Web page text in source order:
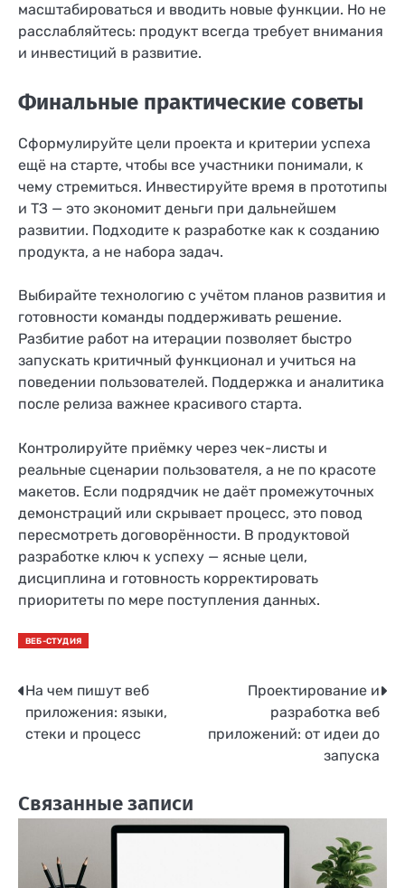
масштабироваться и вводить новые функции. Но не
расслабляйтесь: продукт всегда требует внимания
и инвестиций в развитие.
Финальные практические советы
Сформулируйте цели проекта и критерии успеха
ещё на старте, чтобы все участники понимали, к
чему стремиться. Инвестируйте время в прототипы
и ТЗ — это экономит деньги при дальнейшем
развитии. Подходите к разработке как к созданию
продукта, а не набора задач.
Выбирайте технологию с учётом планов развития и
готовности команды поддерживать решение.
Разбитие работ на итерации позволяет быстро
запускать критичный функционал и учиться на
поведении пользователей. Поддержка и аналитика
после релиза важнее красивого старта.
Контролируйте приёмку через чек-листы и
реальные сценарии пользователя, а не по красоте
макетов. Если подрядчик не даёт промежуточных
демонстраций или скрывает процесс, это повод
пересмотреть договорённости. В продуктовой
разработке ключ к успеху — ясные цели,
дисциплина и готовность корректировать
приоритеты по мере поступления данных.
ВЕБ-СТУДИЯ
Навигация
по
На чем пишут веб
приложения: языки,
стеки и процесс
Проектирование и
разработка веб
приложений: от идеи до
запуска
Связанные записи